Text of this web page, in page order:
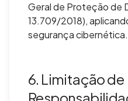
Geral de Proteção de
13.709/2018),
segurança cibernética.
6. Limitação de